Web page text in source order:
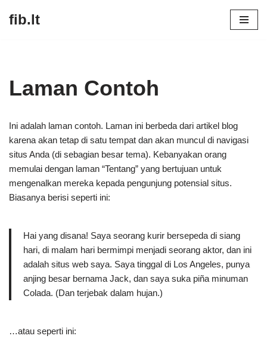
fib.lt
Laman Contoh
Ini adalah laman contoh. Laman ini berbeda dari artikel blog
karena akan tetap di satu tempat dan akan muncul di navigasi
situs Anda (di sebagian besar tema). Kebanyakan orang
memulai dengan laman “Tentang” yang bertujuan untuk
mengenalkan mereka kepada pengunjung potensial situs.
Biasanya berisi seperti ini:
Hai yang disana! Saya seorang kurir bersepeda di siang
hari, di malam hari bermimpi menjadi seorang aktor, dan ini
adalah situs web saya. Saya tinggal di Los Angeles, punya
anjing besar bernama Jack, dan saya suka piña minuman
Colada. (Dan terjebak dalam hujan.)
…atau seperti ini: